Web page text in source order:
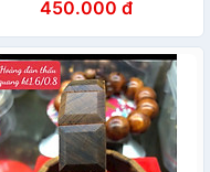
450.000 đ